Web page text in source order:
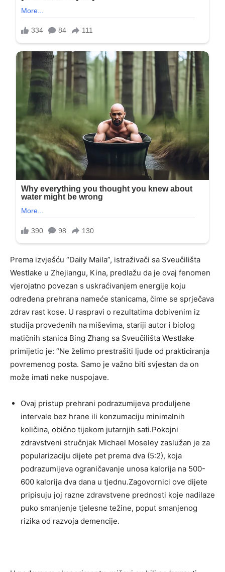
Prema izvješću “Daily Maila”, istraživači sa Sveučilišta
Westlake u Zhejiangu, Kina, predlažu da je ovaj fenomen
vjerojatno povezan s uskraćivanjem energije koju
određena prehrana nameće stanicama, čime se sprječava
zdrav rast kose. U raspravi o rezultatima dobivenim iz
studija provedenih na miševima, stariji autor i biolog
matičnih stanica Bing Zhang sa Sveučilišta Westlake
primijetio je: “Ne želimo prestrašiti ljude od prakticiranja
povremenog posta. Samo je važno biti svjestan da on
može imati neke nuspojave.
Ovaj pristup prehrani podrazumijeva produljene
intervale bez hrane ili konzumaciju minimalnih
količina, obično tijekom jutarnjih sati.Pokojni
zdravstveni stručnjak Michael Moseley zaslužan je za
popularizaciju dijete pet prema dva (5:2), koja
podrazumijeva ograničavanje unosa kalorija na 500-
600 kalorija dva dana u tjednu.Zagovornici ove dijete
pripisuju joj razne zdravstvene prednosti koje nadilaze
puko smanjenje tjelesne težine, poput smanjenog
rizika od razvoja demencije.